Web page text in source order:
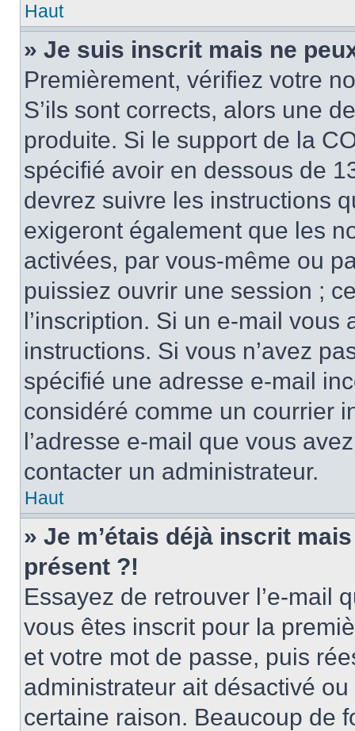
Haut
» Je suis inscrit mais ne
Premièrement, vérifiez votre
S’ils sont corrects, alors une
produite. Si le support de la
spécifié avoir en dessous de
devrez suivre les instructions
exigeront également que les
activées, par vous-même ou
puissiez ouvrir une session ;
l’inscription. Si un e-mail
instructions. Si vous n’avez
spécifié une adresse e-mail
considéré comme un courrier
l’adresse e-mail que vous
contacter un administrateur.
Haut
» Je m’étais déjà inscrit
présent ?!
Essayez de retrouver l’e-mail
vous êtes inscrit pour la
et votre mot de passe, puis
administrateur ait désactivé
certaine raison. Beaucoup de